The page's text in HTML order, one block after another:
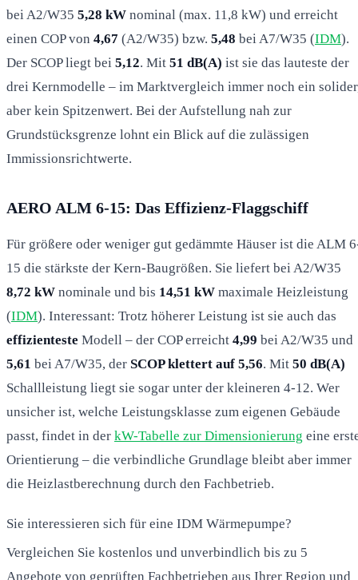
bei A2/W35 5,28 kW nominal (max. 11,8 kW) und erreicht
einen COP von 4,67 (A2/W35) bzw. 5,48 bei A7/W35 (IDM).
Der SCOP liegt bei 5,12. Mit 51 dB(A) ist sie das lauteste der
drei Kernmodelle – im Marktvergleich immer noch ein
aber kein Spitzenwert. Bei der Aufstellung nah zur
Grundstücksgrenze lohnt ein Blick auf die zulässigen
Immissionsrichtwerte.
AERO ALM 6-15: Das Effizienz-Flaggschiff
Für größere oder weniger gut gedämmte Häuser ist die ALM
15 die stärkste der Kern-Baugrößen. Sie liefert bei A2/W35
8,72 kW nominale und bis 14,51 kW maximale Heizleistung
(IDM). Interessant: Trotz höherer Leistung ist sie auch das
effizienteste Modell – der COP erreicht 4,99 bei A2/W35 und
5,61 bei A7/W35, der SCOP klettert auf 5,56. Mit 50 dB(A)
Schallleistung liegt sie sogar unter der kleineren 4-12. Wer
unsicher ist, welche Leistungsklasse zum eigenen Gebäude
passt, findet in der kW-Tabelle zur Dimensionierung eine
Orientierung – die verbindliche Grundlage bleibt aber immer
die Heizlastberechnung durch den Fachbetrieb.
Sie interessieren sich für eine IDM Wärmepumpe?
Vergleichen Sie kostenlos und unverbindlich bis zu 5
Angebote von geprüften Fachbetrieben aus Ihrer Region und